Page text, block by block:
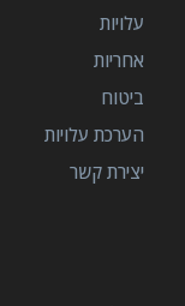
עלויות
אחריות
ביטוח
הערכת עלויות
יצירת קשר